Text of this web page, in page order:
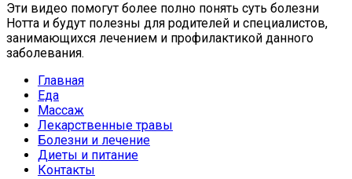
Эти видео помогут более полно понять суть болезни
Нотта и будут полезны для родителей и специалистов,
занимающихся лечением и профилактикой данного
заболевания.
Главная
Еда
Массаж
Лекарственные травы
Болезни и лечение
Диеты и питание
Контакты